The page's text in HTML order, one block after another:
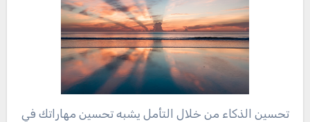
تحسين الذكاء من خلال التأمل يشبه تحسين مهاراتك في